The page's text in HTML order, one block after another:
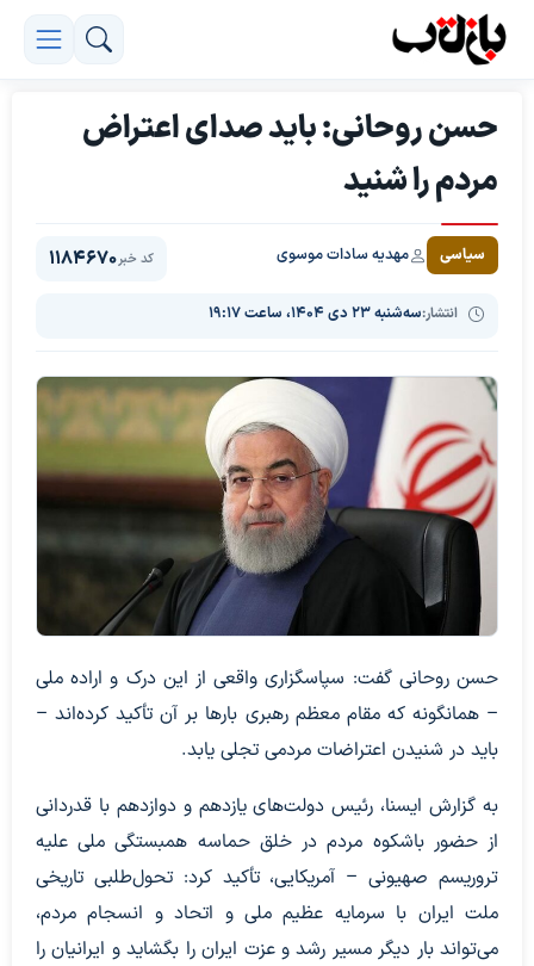
حسن روحانی: باید صدای اعتراض
مردم را شنید
سیاسی مهدیه سادات موسوی
انتشار:سه‌شنبه ۲۳ دی ۱۴۰۴، ساعت ۱۹:۱۷
کد خبر1184670
حسن روحانی گفت: سپاسگزاری واقعی از این درک و اراده ملی
– همانگونه که مقام معظم رهبری بارها بر آن تأکید کرده‌اند –
باید در شنیدن اعتراضات مردمی تجلی یابد.
به گزارش ایسنا، رئیس دولت‌های یازدهم و دوازدهم با قدردانی
از حضور باشکوه مردم در خلق حماسه همبستگی ملی علیه
تروریسم صهیونی – آمریکایی، تأکید کرد: تحول‌طلبی تاریخی
ملت ایران با سرمایه عظیم ملی و اتحاد و انسجام مردم،
می‌تواند بار دیگر مسیر رشد و عزت ایران را بگشاید و ایرانیان را